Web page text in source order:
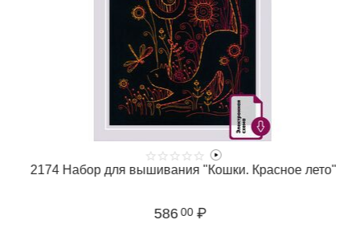
2174 Набор для вышивания "Кошки. Красное лето"
586 00 ₽